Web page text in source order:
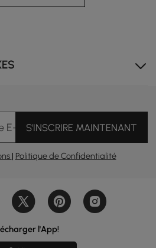
dossier et l'assise en rotin
rester au frais tout en
E-mailS'INSCRIRE MAINTENANT
| Politique de Confidentialité
l'App!